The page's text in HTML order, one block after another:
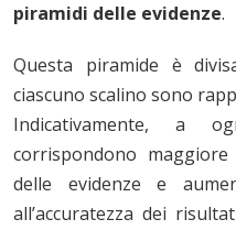
piramidi delle evidenze.
Questa piramide è
ciascuno scalino sono
Indicativamente, a
corrispondono
delle evidenze e
all’accuratezza dei